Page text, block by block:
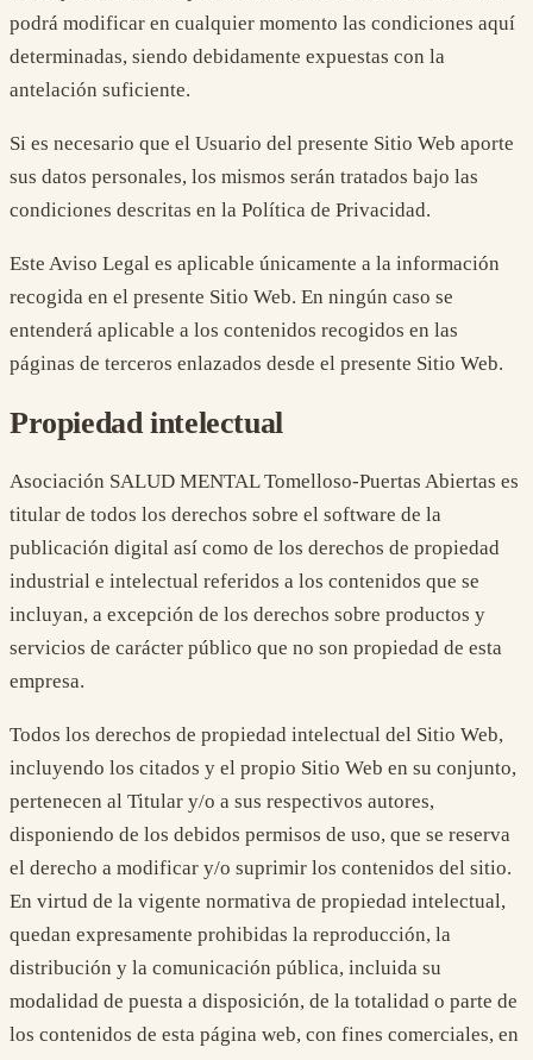
podrá modificar en cualquier momento las condiciones aquí
determinadas, siendo debidamente expuestas con la
antelación suficiente.
Si es necesario que el Usuario del presente Sitio Web aporte
sus datos personales, los mismos serán tratados bajo las
condiciones descritas en la Política de Privacidad.
Este Aviso Legal es aplicable únicamente a la información
recogida en el presente Sitio Web. En ningún caso se
entenderá aplicable a los contenidos recogidos en las
páginas de terceros enlazados desde el presente Sitio Web.
Propiedad intelectual
Asociación SALUD MENTAL Tomelloso-Puertas Abiertas es
titular de todos los derechos sobre el software de la
publicación digital así como de los derechos de propiedad
industrial e intelectual referidos a los contenidos que se
incluyan, a excepción de los derechos sobre productos y
servicios de carácter público que no son propiedad de esta
empresa.
Todos los derechos de propiedad intelectual del Sitio Web,
incluyendo los citados y el propio Sitio Web en su conjunto,
pertenecen al Titular y/o a sus respectivos autores,
disponiendo de los debidos permisos de uso, que se reserva
el derecho a modificar y/o suprimir los contenidos del sitio.
En virtud de la vigente normativa de propiedad intelectual,
quedan expresamente prohibidas la reproducción, la
distribución y la comunicación pública, incluida su
modalidad de puesta a disposición, de la totalidad o parte de
los contenidos de esta página web, con fines comerciales, en